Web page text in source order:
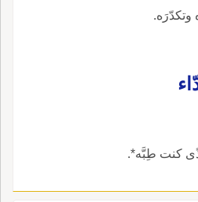
وتكدّرَه.
كنت طِبَّه*.